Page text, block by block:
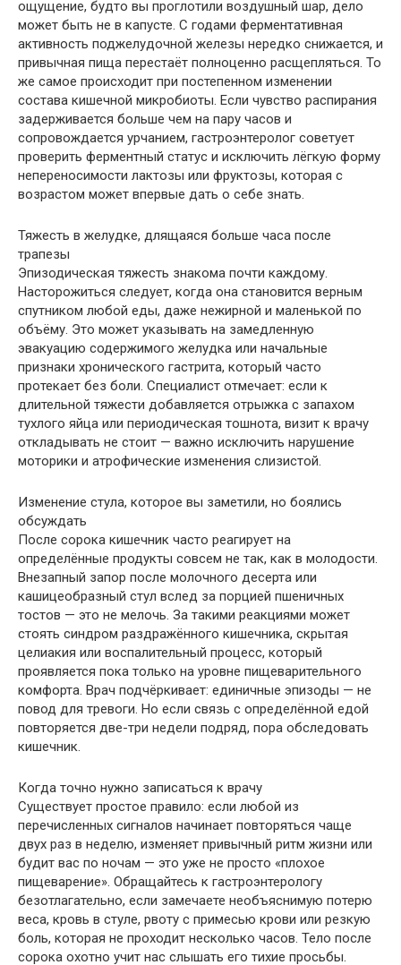
ощущение, будто вы проглотили воздушный шар, дело
может быть не в капусте. С годами ферментативная
активность поджелудочной железы нередко снижается, и
привычная пища перестаёт полноценно расщепляться. То
же самое происходит при постепенном изменении
состава кишечной микробиоты. Если чувство распирания
задерживается больше чем на пару часов и
сопровождается урчанием, гастроэнтеролог советует
проверить ферментный статус и исключить лёгкую форму
непереносимости лактозы или фруктозы, которая с
возрастом может впервые дать о себе знать.
Тяжесть в желудке, длящаяся больше часа после
трапезы
Эпизодическая тяжесть знакома почти каждому.
Насторожиться следует, когда она становится верным
спутником любой еды, даже нежирной и маленькой по
объёму. Это может указывать на замедленную
эвакуацию содержимого желудка или начальные
признаки хронического гастрита, который часто
протекает без боли. Специалист отмечает: если к
длительной тяжести добавляется отрыжка с запахом
тухлого яйца или периодическая тошнота, визит к врачу
откладывать не стоит — важно исключить нарушение
моторики и атрофические изменения слизистой.
Изменение стула, которое вы заметили, но боялись
обсуждать
После сорока кишечник часто реагирует на
определённые продукты совсем не так, как в молодости.
Внезапный запор после молочного десерта или
кашицеобразный стул вслед за порцией пшеничных
тостов — это не мелочь. За такими реакциями может
стоять синдром раздражённого кишечника, скрытая
целиакия или воспалительный процесс, который
проявляется пока только на уровне пищеварительного
комфорта. Врач подчёркивает: единичные эпизоды — не
повод для тревоги. Но если связь с определённой едой
повторяется две-три недели подряд, пора обследовать
кишечник.
Когда точно нужно записаться к врачу
Существует простое правило: если любой из
перечисленных сигналов начинает повторяться чаще
двух раз в неделю, изменяет привычный ритм жизни или
будит вас по ночам — это уже не просто «плохое
пищеварение». Обращайтесь к гастроэнтерологу
безотлагательно, если замечаете необъяснимую потерю
веса, кровь в стуле, рвоту с примесью крови или резкую
боль, которая не проходит несколько часов. Тело после
сорока охотно учит нас слышать его тихие просьбы.